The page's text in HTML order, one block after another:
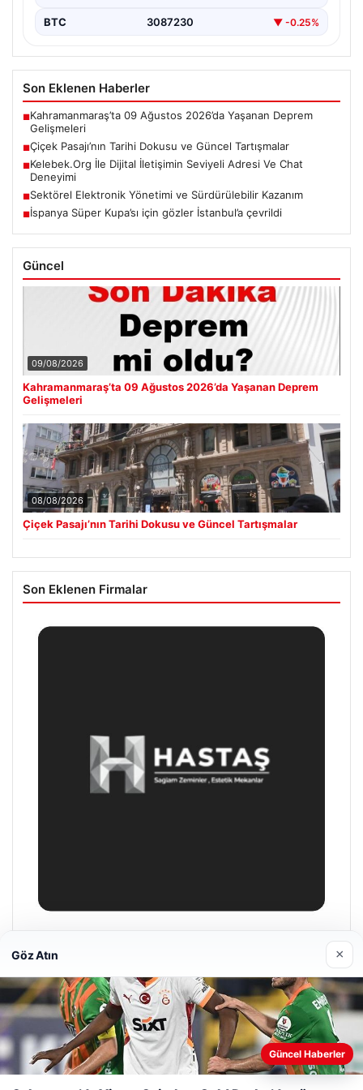
BTC 3087230 ▼ -0.25%
Son Eklenen Haberler
■Kahramanmaraş’ta 09 Ağustos 2026’da Yaşanan Deprem
Gelişmeleri
■Çiçek Pasajı’nın Tarihi Dokusu ve Güncel Tartışmalar
■Kelebek.Org İle Dijital İletişimin Seviyeli Adresi Ve Chat
Deneyimi
■Sektörel Elektronik Yönetimi ve Sürdürülebilir Kazanım
■İspanya Süper Kupa’sı için gözler İstanbul’a çevrildi
Güncel
09/08/2026
Kahramanmaraş’ta 09 Ağustos 2026’da Yaşanan Deprem
Gelişmeleri
08/08/2026
Çiçek Pasajı’nın Tarihi Dokusu ve Güncel Tartışmalar
Son Eklenen Firmalar
28/04/2026
Web sitemizi nasıl kullandığınızı daha iyi anlayabilmek,
deneyiminizi kişiselleştirmek ve geliştirmek amacıyla çerezler
Göz Atın ×
Güncel Haberler